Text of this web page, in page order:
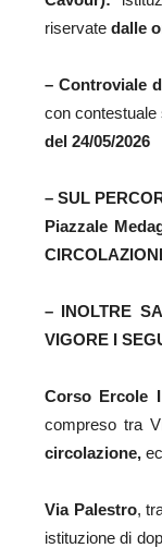
riservate dalle
– Controviale
con contestuale
del 24/05/2026
– SUL
Piazzale
– INOLTRE
VIGORE I
Corso Ercole I
compreso tra
circolazione,
Via Palestro,
istituzione di